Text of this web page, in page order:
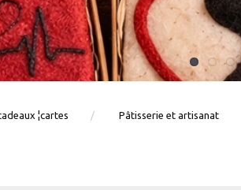
¦cartes Pâtisserie et artisanat